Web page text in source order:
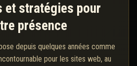
et stratégies pour
présence
depuis quelques années comme
pour les sites web, au